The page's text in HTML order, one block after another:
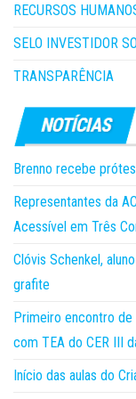
RECURSOS
SELO INVESTIDOR
TRANSPARÊNCIA
Brenno recebe
Representantes da
Acessível em Três
Clóvis Schenkel,
grafite
Primeiro encontro de
com TEA do CER III
Início das aulas do